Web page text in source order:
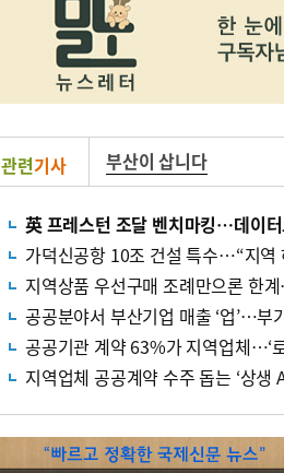
관련기사 부산이 삽니다
英 프레스턴 조달 벤치마킹…데이
가덕신공항 10조 건설 특수…“지역
지역상품 우선구매 조례만으론 한
공공분야서 부산기업 매출 ‘업’…부
공공기관 계약 63%가 지역업체…‘
지역업체 공공계약 수주 돕는 ‘상생